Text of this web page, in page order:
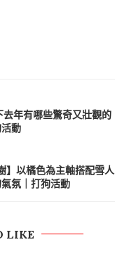
年有哪些驚奇又壯觀的
動
】以橘色為主軸搭配雪人
氛｜打狗活動
LIKE